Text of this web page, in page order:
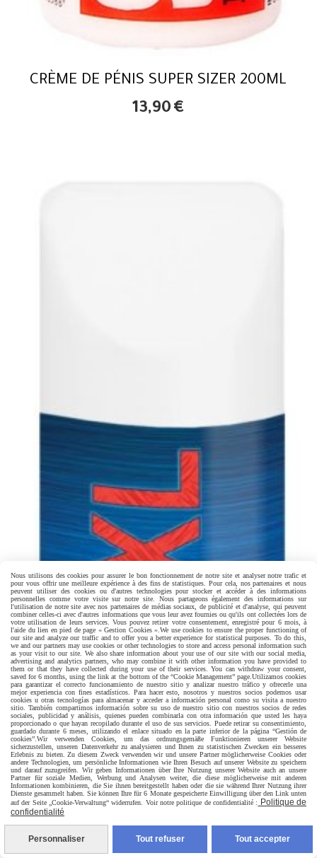
CRÈME DE PÉNIS SUPER SIZER 200ML
13,90 €
Nous utilisons des cookies pour assurer le bon fonctionnement de notre site et analyser notre trafic et
pour vous offrir une meilleure expérience à des fins de statistiques. Pour cela, nos partenaires et nous
peuvent utiliser des cookies ou d'autres technologies pour stocker et accéder à des informations
personnelles comme votre visite sur notre site. Nous partageons également des informations sur
l'utilisation de notre site avec nos partenaires de médias sociaux, de publicité et d'analyse, qui peuvent
combiner celles-ci avec d'autres informations que vous leur avez fournies ou qu'ils ont collectées lors de
votre utilisation de leurs services. Vous pouvez retirer votre consentement, enregistré pour 6 mois, à
l'aide du lien en pied de page « Gestion Cookies ». We use cookies to ensure the proper functioning of
our site and analyze our traffic and to offer you a better experience for statistical purposes. To do this,
we and our partners may use cookies or other technologies to store and access personal information such
as your visit to our site. We also share information about your use of our site with our social media,
advertising and analytics partners, who may combine it with other information you have provided to
them or that they have collected during your use of their services. You can withdraw your consent,
saved for 6 months, using the link at the bottom of the “Cookie Management” page. Utilizamos cookies
para garantizar el correcto funcionamiento de nuestro sitio y analizar nuestro tráfico y ofrecerle una
mejor experiencia con fines estadísticos. Para hacer esto, nosotros y nuestros socios podemos usar
cookies u otras tecnologías para almacenar y acceder a información personal como su visita a nuestro
sitio. También compartimos información sobre su uso de nuestro sitio con nuestros socios de redes
sociales, publicidad y análisis, quienes pueden combinarla con otra información que usted les haya
proporcionado o que hayan recopilado durante el uso de sus servicios. Puede retirar su consentimiento,
guardado durante 6 meses, utilizando el enlace situado en la parte inferior de la página “Gestión de
cookies”. Wir verwenden Cookies, um das ordnungsgemäße Funktionieren unserer Website
sicherzustellen, unseren Datenverkehr zu analysieren und Ihnen zu statistischen Zwecken ein besseres
Erlebnis zu bieten. Zu diesem Zweck verwenden wir und unsere Partner möglicherweise Cookies oder
andere Technologien, um persönliche Informationen wie Ihren Besuch auf unserer Website zu speichern
und darauf zuzugreifen. Wir geben Informationen über Ihre Nutzung unserer Website auch an unsere
Partner für soziale Medien, Werbung und Analysen weiter, die diese möglicherweise mit anderen
Informationen kombinieren, die Sie ihnen bereitgestellt haben oder die sie während Ihrer Nutzung ihrer
Dienste gesammelt haben. Sie können Ihre für 6 Monate gespeicherte Einwilligung über den Link unten
auf der Seite „Cookie-Verwaltung“ widerrufen. Voir notre politique de confidentialité :
Politique de
confidentialité
Personnaliser Tout refuser Tout accepter